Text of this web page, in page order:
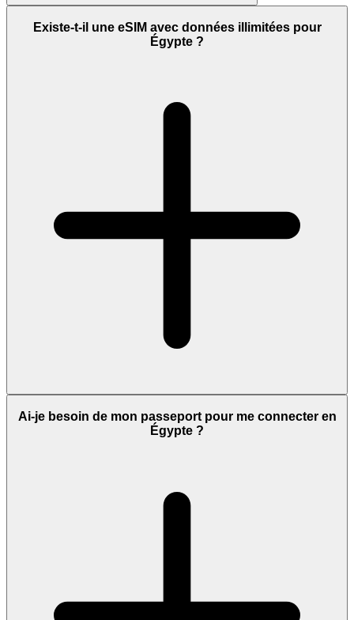
Existe-t-il une eSIM avec données illimitées pour
Égypte ?
Ai-je besoin de mon passeport pour me connecter en
Égypte ?